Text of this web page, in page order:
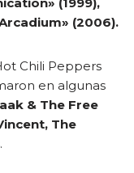
(2006).
Chili Peppers
en algunas
& The Free
The